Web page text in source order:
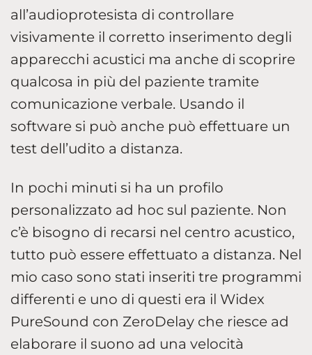
all’audioprotesista di controllare
visivamente il corretto inserimento degli
apparecchi acustici ma anche di scoprire
qualcosa in più del paziente tramite
comunicazione verbale. Usando il
software si può anche può effettuare un
test dell’udito a distanza.
In pochi minuti si ha un profilo
personalizzato ad hoc sul paziente. Non
c’è bisogno di recarsi nel centro acustico,
tutto può essere effettuato a distanza. Nel
mio caso sono stati inseriti tre programmi
differenti e uno di questi era il Widex
PureSound con ZeroDelay che riesce ad
elaborare il suono ad una velocità